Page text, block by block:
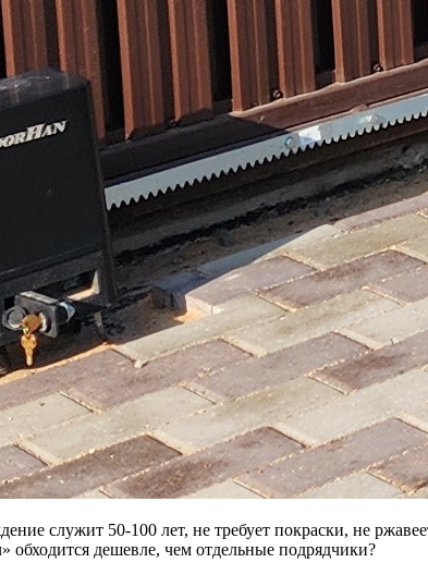
служит 50-100 лет, не требует покраски, не
обходится дешевле, чем отдельные подрядчики?